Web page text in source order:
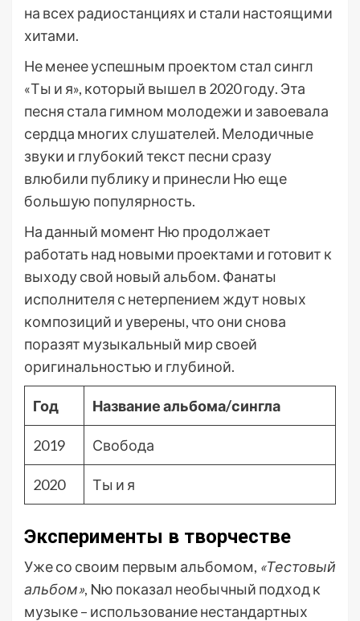
на всех радиостанциях и стали настоящими
хитами.
Не менее успешным проектом стал сингл
«Ты и я», который вышел в 2020 году. Эта
песня стала гимном молодежи и завоевала
сердца многих слушателей. Мелодичные
звуки и глубокий текст песни сразу
влюбили публику и принесли Ню еще
большую популярность.
На данный момент Ню продолжает
работать над новыми проектами и готовит к
выходу свой новый альбом. Фанаты
исполнителя с нетерпением ждут новых
композиций и уверены, что они снова
поразят музыкальный мир своей
оригинальностью и глубиной.
Год Название альбома/сингла
2019 Свобода
2020 Ты и я
Эксперименты в творчестве
Уже со своим первым альбомом, «Тестовый
альбом», Nю показал необычный подход к
музыке – использование нестандартных